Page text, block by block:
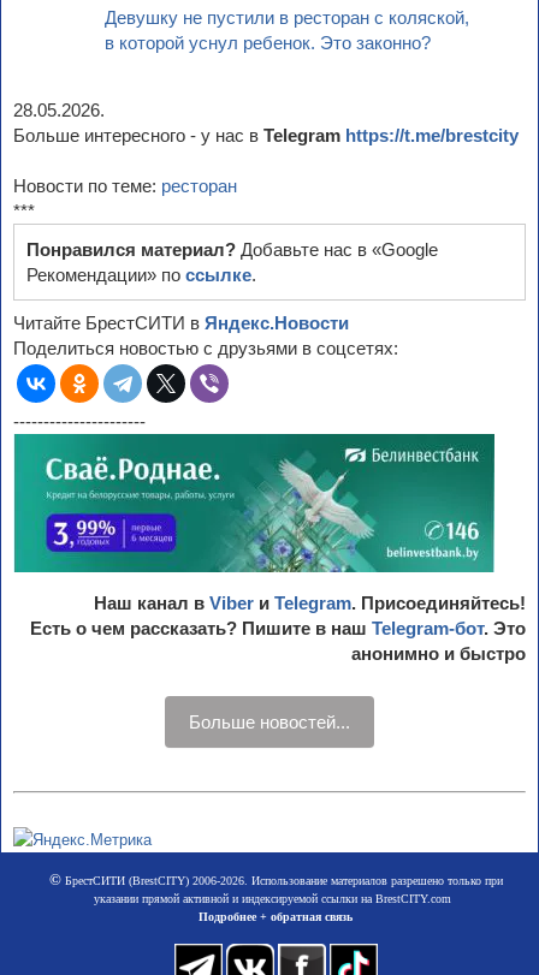
Девушку не пустили в ресторан с коляской,
в которой уснул ребенок. Это законно?
28.05.2026.
Больше интересного - у нас в Telegram https://t.me/brestcity
Новости по теме: ресторан
***
Понравился материал? Добавьте нас в «Google
Рекомендации» по ссылке.
Читайте БрестСИТИ в Яндекс.Новости
Поделиться новостью с друзьями в соцсетях:
----------------------
Наш канал в Viber и Telegram. Присоединяйтесь!
Есть о чем рассказать? Пишите в наш Telegram-бот. Это
анонимно и быстро
Больше новостей...
©БрестСИТИ (BrestCITY) 2006-2026. Использование материалов разрешено только при
указании прямой активной и индексируемой ссылки на BrestCITY.com
Подробнее + обратная связь